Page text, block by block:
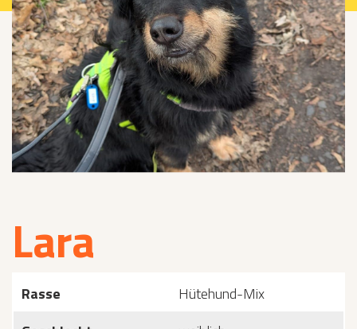
Lara
Rasse
Hütehund-Mix